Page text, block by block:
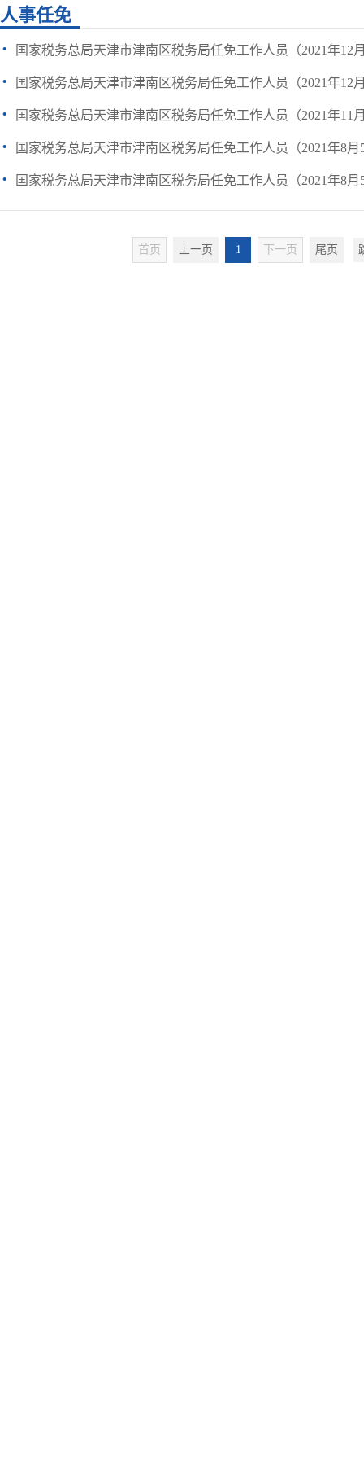
人事任免
· 国家税务总局天津市津南区税务局任免工作人员（2021年12
· 国家税务总局天津市津南区税务局任免工作人员（2021年12
· 国家税务总局天津市津南区税务局任免工作人员（2021年11
· 国家税务总局天津市津南区税务局任免工作人员（2021年8月
· 国家税务总局天津市津南区税务局任免工作人员（2021年8月
首页 上一页 1 下一页 尾页